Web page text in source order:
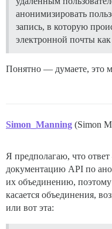
анонимизировать
запись, в которую
электронной почты
Понятно — думаете, это
Simon_Manning (Simon
Я предполагаю, что
документацию API по
их объединению,
касается объединения,
или вот эта: